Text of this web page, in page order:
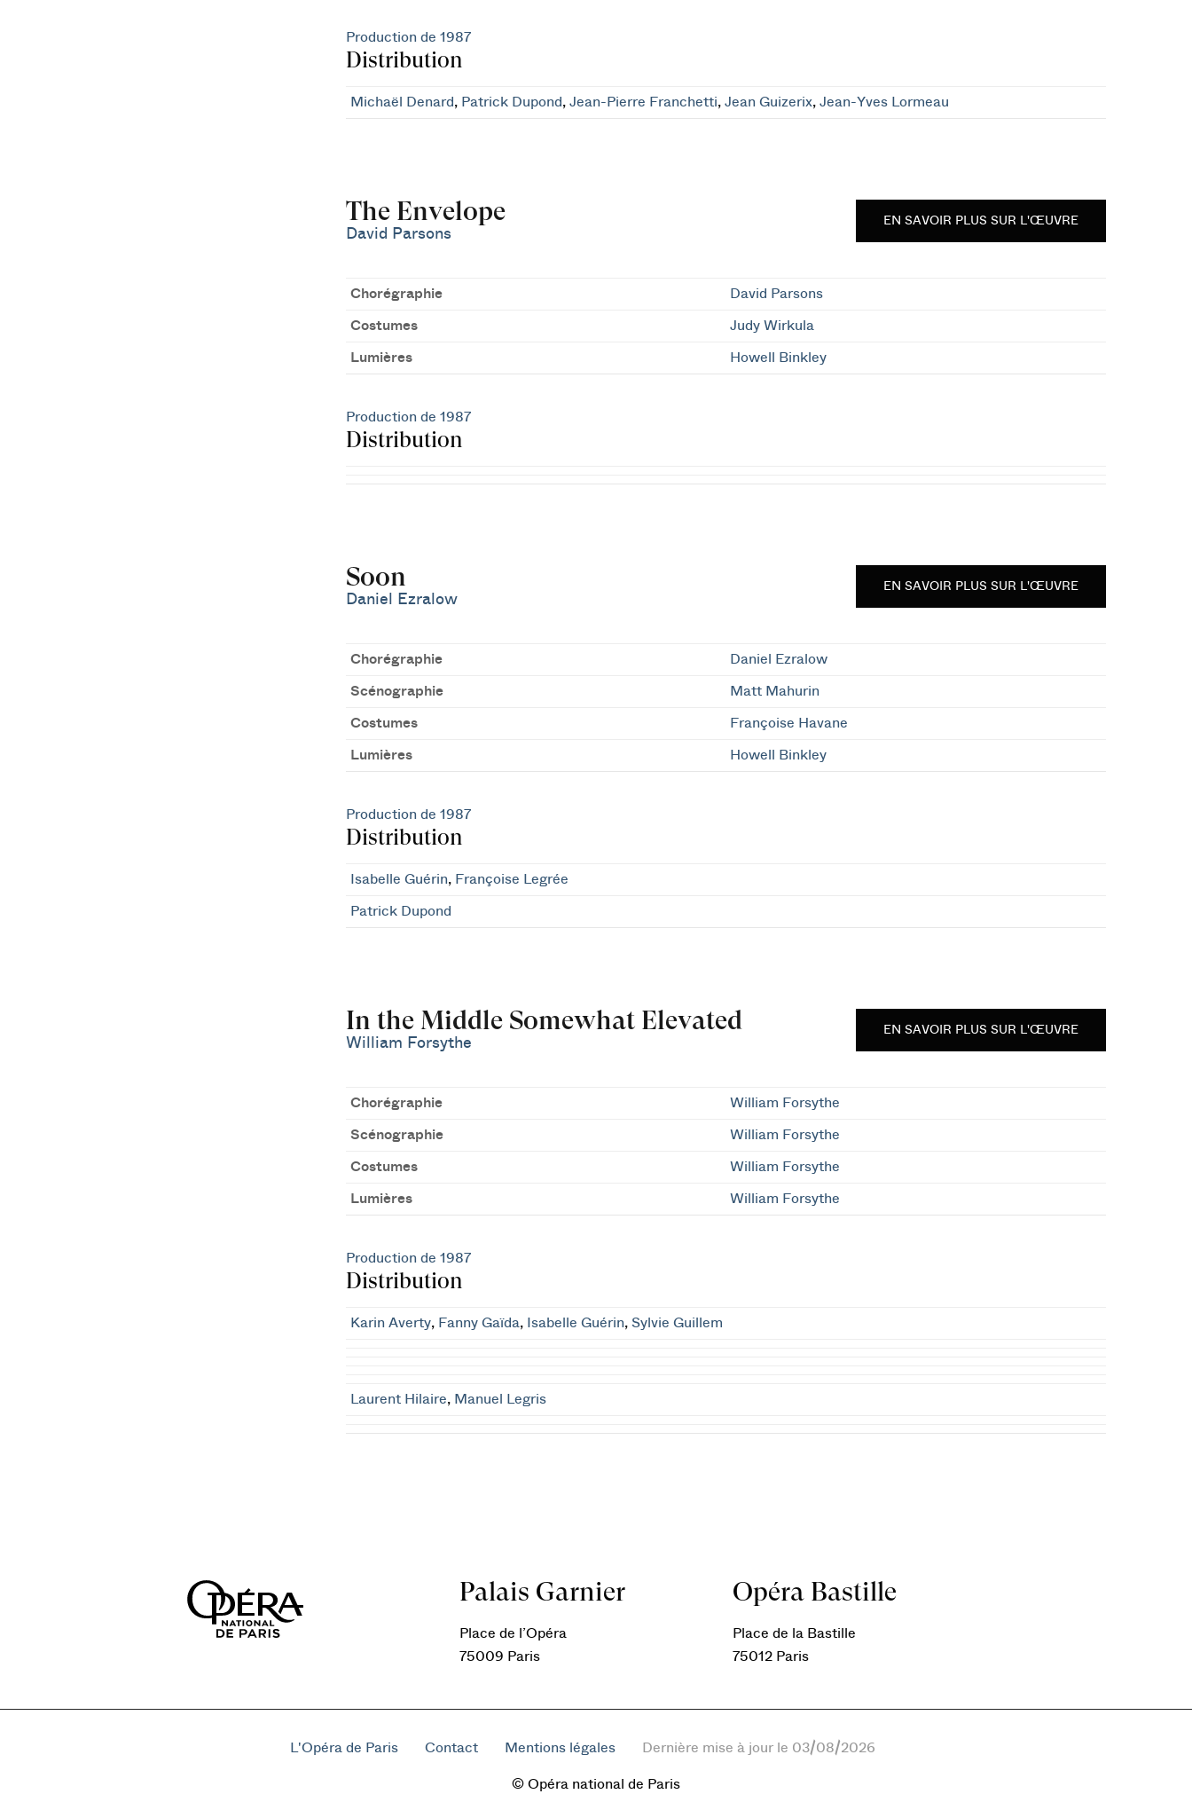
Production de 1987
Distribution
Michaël Denard, Patrick Dupond, Jean-Pierre Franchetti, Jean Guizerix, Jean-Yves Lormeau
The Envelope
David Parsons
EN SAVOIR PLUS SUR L'ŒUVRE
Chorégraphie David Parsons
Costumes Judy Wirkula
Lumières Howell Binkley
Production de 1987
Distribution
Soon
Daniel Ezralow
EN SAVOIR PLUS SUR L'ŒUVRE
Chorégraphie Daniel Ezralow
Scénographie Matt Mahurin
Costumes Françoise Havane
Lumières Howell Binkley
Production de 1987
Distribution
Isabelle Guérin, Françoise Legrée
Patrick Dupond
In the Middle Somewhat Elevated
William Forsythe
EN SAVOIR PLUS SUR L'ŒUVRE
Chorégraphie William Forsythe
Scénographie William Forsythe
Costumes William Forsythe
Lumières William Forsythe
Production de 1987
Distribution
Karin Averty, Fanny Gaïda, Isabelle Guérin, Sylvie Guillem
Laurent Hilaire, Manuel Legris
Palais Garnier
Place de l’Opéra
75009 Paris
Opéra Bastille
Place de la Bastille
75012 Paris
L'Opéra de Paris Contact Mentions légales Dernière mise à jour le 03/08/2026
© Opéra national de Paris